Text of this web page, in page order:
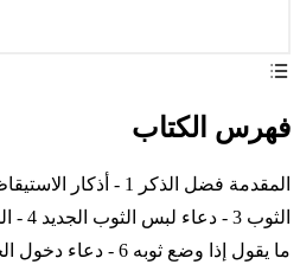
فهرس الكتاب